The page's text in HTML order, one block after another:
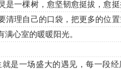
一棵树，愈坚韧愈挺拔，愈挺
理自己的口袋，把更多的位置
心室的暖暖阳光。
一场盛大的遇见，每一段经